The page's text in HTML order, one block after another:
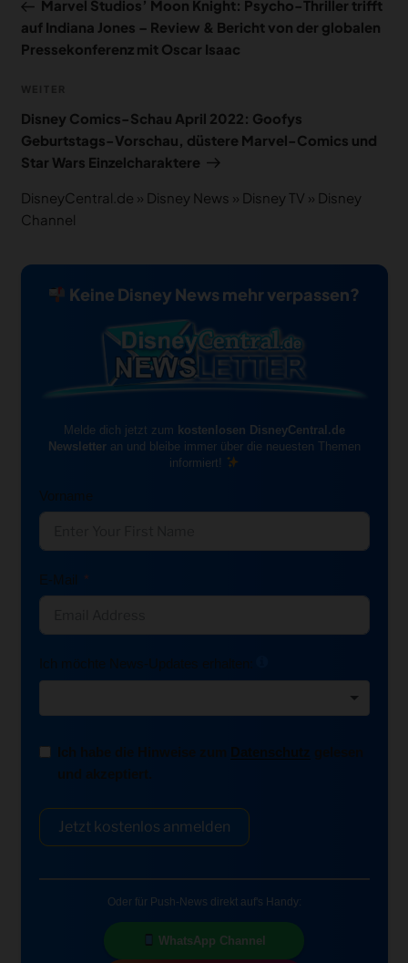
Marvel Studios’ Moon Knight: Psycho-Thriller trifft
auf Indiana Jones – Review & Bericht von der globalen
Pressekonferenz mit Oscar Isaac
Beitrag
Disney Comics-Schau April 2022: Goofys
Geburtstags-Vorschau, düstere Marvel-Comics und
Star Wars Einzelcharaktere
DisneyCentral.de » Disney News » Disney TV » Disney
Channel
Keine Disney News mehr verpassen?
Melde dich jetzt zum kostenlosen DisneyCentral.de
Newsletteran und bleibe immer über die neuesten Themen
informiert!
Vorname
E-Mail
Ich möchte News-Updates erhalten:
Ich habe die Hinweise zum Datenschutz
und akzeptiert.
Jetzt kostenlos anmelden
Oder für Push-News direkt auf's Handy:
WhatsApp Channel